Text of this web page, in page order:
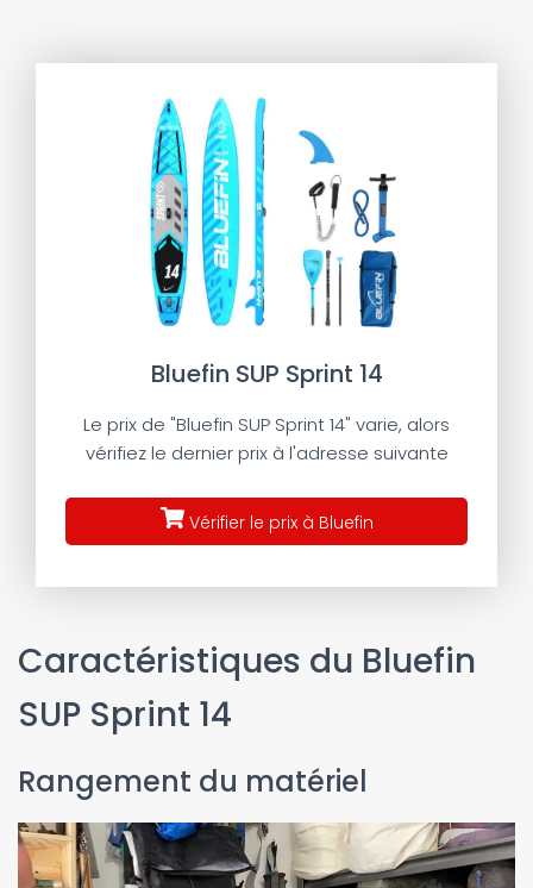
Bluefin SUP Sprint 14
Le prix de "Bluefin SUP Sprint 14" varie, alors
vérifiez le dernier prix à l'adresse suivante
Vérifier le prix à Bluefin
Caractéristiques du Bluefin
SUP Sprint 14
Rangement du matériel